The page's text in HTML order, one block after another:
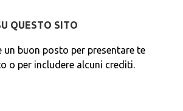
QUESTO SITO
un buon posto per presentare te
o per includere alcuni crediti.